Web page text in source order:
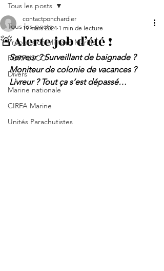
Tous les posts
Préparation Militaire Marine
FORFUSCO
Divers
Marine nationale
CIRFA Marine
Unités Parachutistes
Tous les posts
🚨Alerte job d’été !
contactponchardier
19 mars 2024 1 min de lecture
Serveur ? Surveillant de baignade ?
Moniteur de colonie de vacances ?
Livreur ? Tout ça s’est dépassé…